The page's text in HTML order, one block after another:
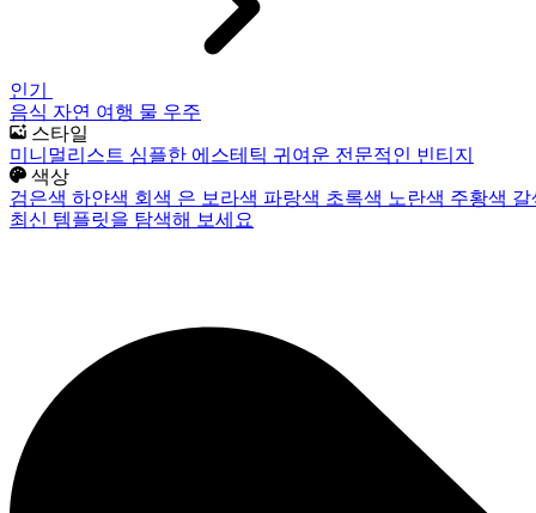
인기
음식 자연 여행 물 우주
스타일
미니멀리스트 심플한 에스테틱 귀여운 전문적인 빈티지
색상
검은색 하얀색 회색 은 보라색 파랑색 초록색 노란색 주황색
최신 템플릿을 탐색해 보세요